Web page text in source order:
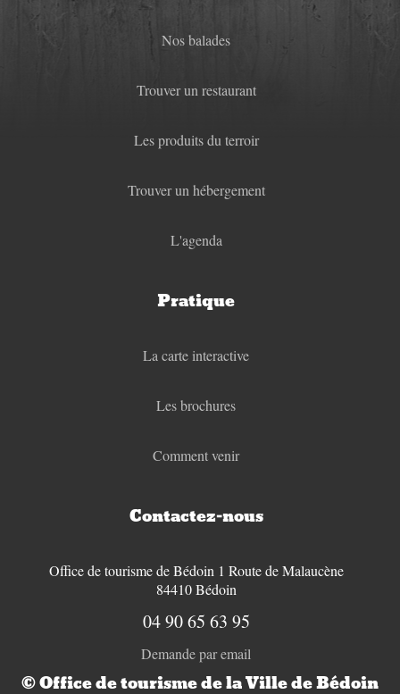
Nos balades
Trouver un restaurant
Les produits du terroir
Trouver un hébergement
L'agenda
Pratique
La carte interactive
Les brochures
Comment venir
Contactez-nous
Office de tourisme de Bédoin 1 Route de Malaucène
84410 Bédoin
04 90 65 63 95
Demande par email
© Office de tourisme de la Ville de Bédoin